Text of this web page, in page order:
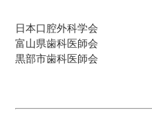
日本口腔外科学会
富山県歯科医師会
黒部市歯科医師会